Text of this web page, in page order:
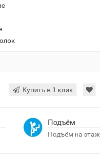
Купить в 1 клик
Подъём
Подъём на этаж